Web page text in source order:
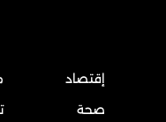
إقتصاد
صحة